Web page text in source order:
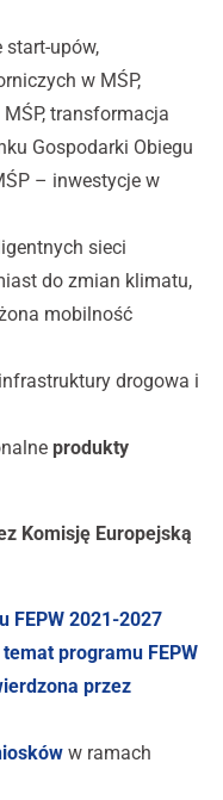
start-upów,
w MŚP,
transformacja
Gospodarki Obiegu
– inwestycje w
sieci
do zmian klimatu,
mobilność
drogowa i
produkty
Komisję Europejską
FEPW 2021-2027
programu FEPW
przez
w ramach